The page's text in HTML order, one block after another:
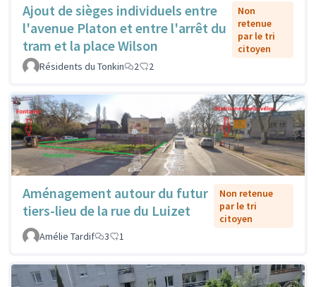
Ajout de sièges individuels entre
l'avenue Platon et entre l'arrêt du
tram et la place Wilson
Non
retenue
par le tri
citoyen
Résidents du Tonkin
2 2
Aménagement autour du futur
tiers-lieu de la rue du Luizet
Non retenue
par le tri
citoyen
Amélie Tardif
3 1